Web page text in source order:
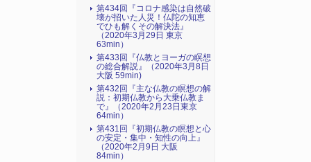
第434回『コロナ感染は自然破
壊が招いた人災！仏陀の知恵
でひも解くその解決法』
（2020年3月29日 東京
63min）
第433回『仏教とヨーガの瞑想
の総合解説』（2020年3月8日
大阪 59min)
第432回『主な仏教の瞑想の解
説：初期仏教から大乗仏教ま
で』（2020年2月23日東京
64min）
第431回『初期仏教の瞑想と心
の安定・集中・知性の向上』
（2020年2月9日 大阪
84min）